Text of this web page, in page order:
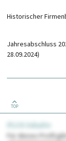
Historischer
Jahresabschluss
28.09.2024)
TOP
Für dieses Profil